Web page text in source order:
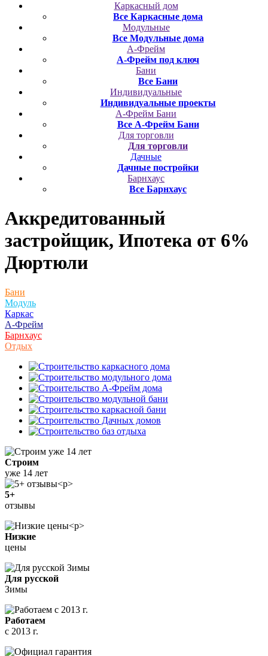
Каркасный дом
Все Каркасные дома
Модульные
Все Модульные дома
А-Фрейм
А-Фрейм под ключ
Бани
Все Бани
Индивидуальные
Индивидуальные проекты
А-Фрейм Бани
Все А-Фрейм Бани
Для торговли
Для торговли
Дачные
Дачные постройки
Барнхаус
Все Барнхаус
Аккредитованный
застройщик, Ипотека от 6%
Дюртюли
Бани
Модуль
Каркас
А-Фрейм
Барнхаус
Отдых
Строим
уже 14 лет
5+
отзывы
Низкие
цены
Для русской
Зимы
Работаем
с 2013 г.